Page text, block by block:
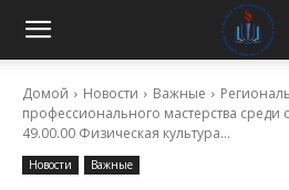
Домой Новости Важные
профессионального мастерства среди
49.00.00 Физическая культура...
Новости Важные